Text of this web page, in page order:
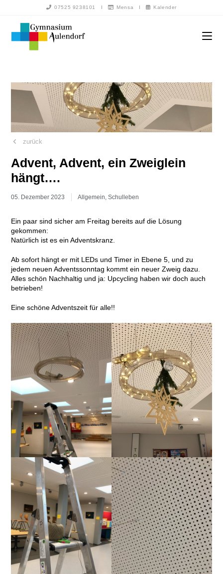
07525 9238101 I Mensa I Kalender
zurück
Advent, Advent, ein Zweiglein
hängt….
05. Dezember 2023 Allgemein ,Schulleben
Ein paar sind sicher am Freitag bereits auf die Lösung
gekommen:
Natürlich ist es ein Adventskranz.
Ab sofort hängt er mit LEDs und Timer in Ebene 5, und zu
jedem neuen Adventssonntag kommt ein neuer Zweig dazu.
Alles schön Nachhaltig und ja: Upcycling haben wir doch auch
betrieben!
Eine schöne Adventszeit für alle!!